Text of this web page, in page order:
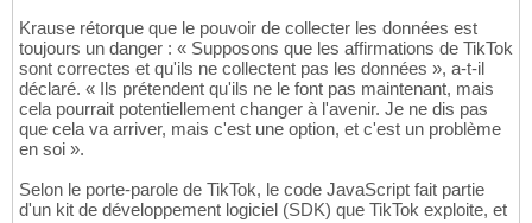
Krause rétorque que le pouvoir de collecter les données est
toujours un danger : « Supposons que les affirmations de TikTok
sont correctes et qu'ils ne collectent pas les données », a-t-il
déclaré. « Ils prétendent qu'ils ne le font pas maintenant, mais
cela pourrait potentiellement changer à l'avenir. Je ne dis pas
que cela va arriver, mais c'est une option, et c'est un problème
en soi ».
Selon le porte-parole de TikTok, le code JavaScript fait partie
d'un kit de développement logiciel (SDK) que TikTok exploite, et